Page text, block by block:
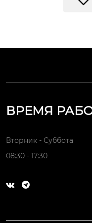
ВРЕМЯ
Вторник - Суббота
08:30 - 17:30
 